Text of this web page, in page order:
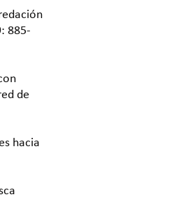
885-
de
hacia